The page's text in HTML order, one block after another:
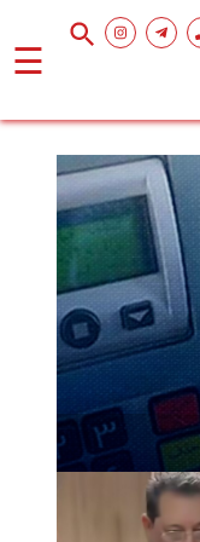
☰